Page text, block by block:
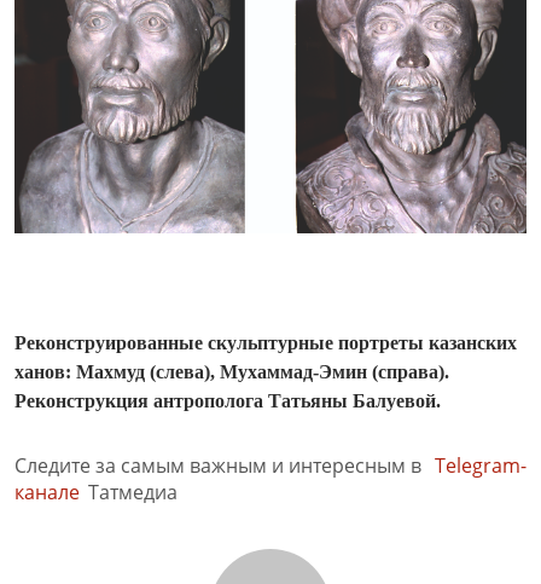
Реконструированные скульптурные портреты казанских
ханов: Махмуд (слева), Мухаммад-Эмин (справа).
Реконструкция антрополога Татьяны Балуевой.
Следите за самым важным и интересным в Telegram-
канале Татмедиа